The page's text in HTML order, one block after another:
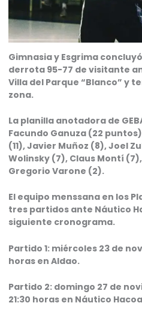
Gimnasia y Esgrima
derrota 95-77 de visitante
Villa del Parque “Blanco” y
zona.
La planilla anotadora de
Facundo Ganuza (22
(11), Javier Muñoz (8), Joel
Wolinsky (7), Claus Montí
Gregorio Varone (2).
El equipo menssana en los
tres partidos ante Náutico
siguiente cronograma.
Partido 1: miércoles 23 de
horas en Aldao.
Partido 2: domingo 27 de
21:30 horas en Náutico